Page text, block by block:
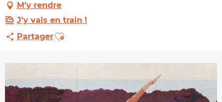
M'y rendre
J'y vais en train !
PartagerAjouter aux favoris